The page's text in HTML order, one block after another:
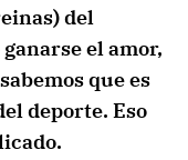
del
el amor,
que es
deporte. Eso